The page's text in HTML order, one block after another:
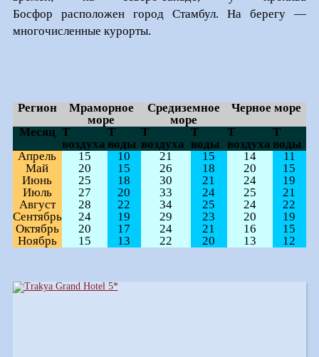
Босфор расположен город Стамбул. На берегу —
многочисленные курорты.
Регион
Мраморное
море
Средиземное
море
Черное море
Месяц Т
воздуха
Т
воды
Т
воздуха
Т
воды
Т
воздуха
Т
воды
Апрель
15 10 21 15 14
11
Май
20 15 26 18 20
15
Июнь
25 18 30 21 24
19
Июль
27 20 33 24 25
21
Август
28 22 34 25 24
22
Сентябрь
24 19 29 23 20
19
Октябрь
20 17 24 21 16
15
Ноябрь
15 13 22 20 13 12